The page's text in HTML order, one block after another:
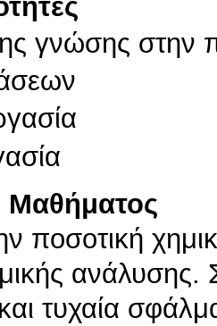
γνώσης στην
Μαθήματος
ποσοτική
τυχαία